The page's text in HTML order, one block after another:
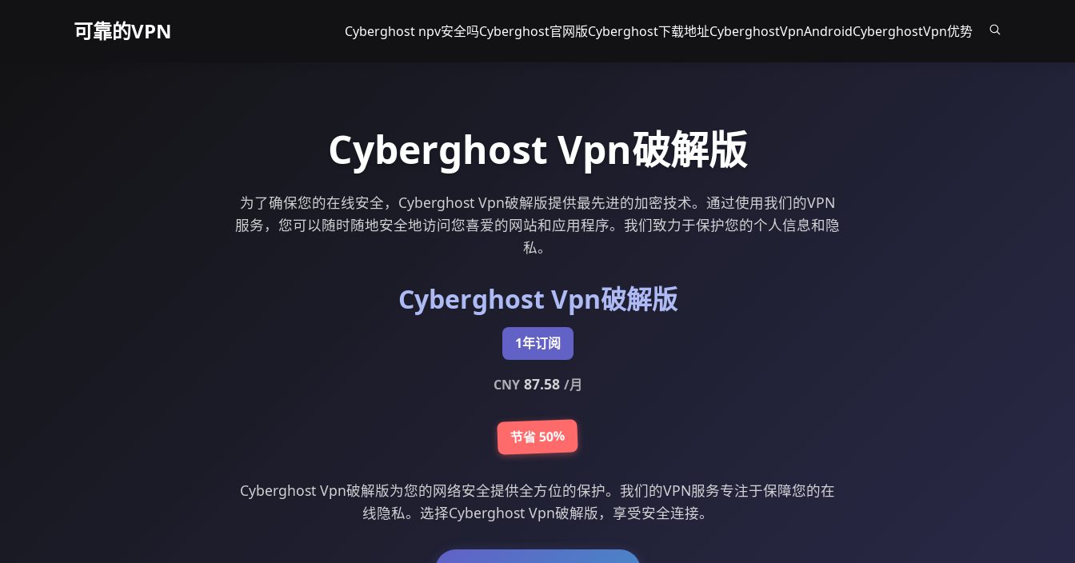
可靠的VPN Cyberghost npv安全吗Cyberghost官网版Cyberghost下载地址CyberghostVpnAndroidCyberghostVpn优势
Cyberghost Vpn破解版
为了确保您的在线安全，Cyberghost Vpn破解版提供最先进的加密技术。通过使用我们的VPN
服务，您可以随时随地安全地访问您喜爱的网站和应用程序。我们致力于保护您的个人信息和隐
私。
Cyberghost Vpn破解版
1年订阅
CNY87.58 /月
节省 50%
Cyberghost Vpn破解版为您的网络安全提供全方位的保护。我们的VPN服务专注于保障您的在
线隐私。选择Cyberghost Vpn破解版，享受安全连接。